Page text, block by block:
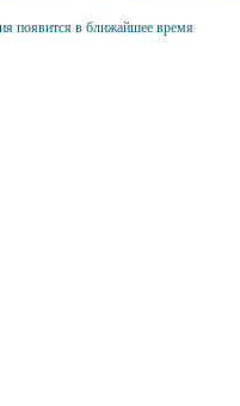
появится в ближайшее время